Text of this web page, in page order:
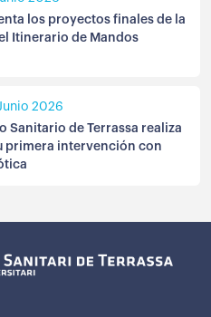
los proyectos finales de la
Itinerario de Mandos
2026
Sanitario de Terrassa realiza
primera intervención con